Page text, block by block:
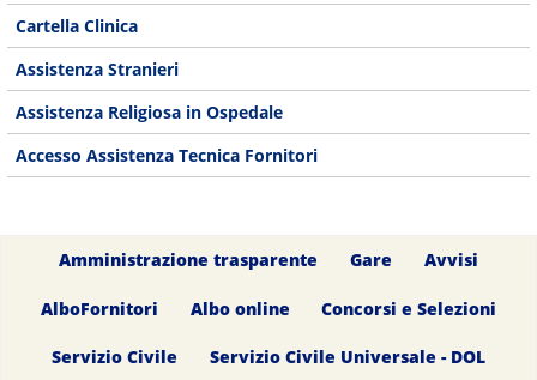
Cartella Clinica
Assistenza Stranieri
Assistenza Religiosa in Ospedale
Accesso Assistenza Tecnica Fornitori
Amministrazione trasparente Gare Avvisi
AlboFornitori Albo online Concorsi e Selezioni
Servizio Civile Servizio Civile Universale - DOL